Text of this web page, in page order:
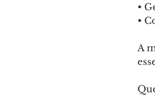
•
•
A